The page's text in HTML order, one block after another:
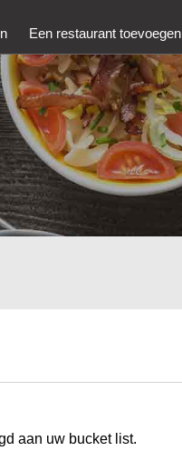
Een restaurant toevoegen
aan uw bucket list.